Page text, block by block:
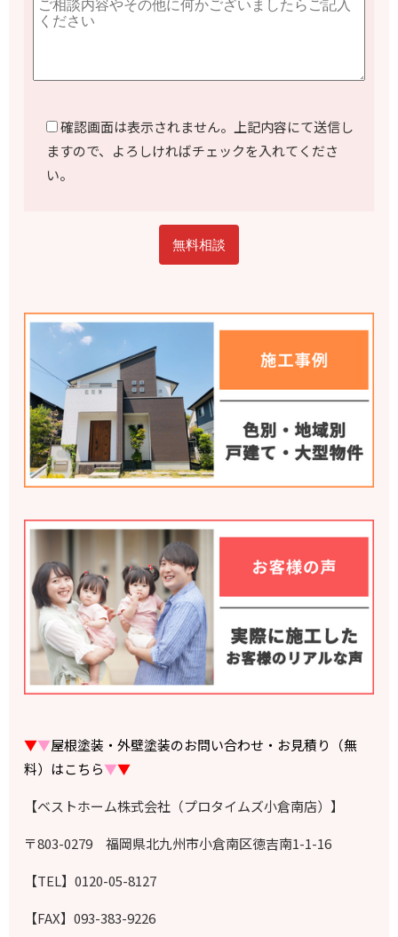
確認画面は表示されません。上記内容にて送信し
ますので、よろしければチェックを入れてくださ
い。
▼▼屋根塗装・外壁塗装のお問い合わせ・お見積り（無
料）はこちら▼▼
【ベストホーム株式会社（プロタイムズ小倉南店）】
〒803-0279 福岡県北九州市小倉南区徳吉南1-1-16
【TEL】0120-05-8127
【FAX】093-383-9226